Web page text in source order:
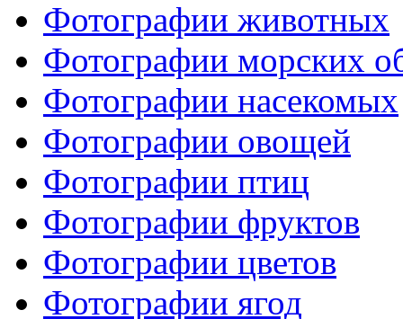
Фотографии животных
Фотографии морских
Фотографии насекомых
Фотографии овощей
Фотографии птиц
Фотографии фруктов
Фотографии цветов
Фотографии ягод